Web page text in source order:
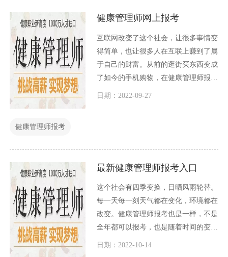
健康管理师网上报考
互联网改变了这个社会，让很多事情变
得简单，也让很多人在互联上赚到了属
于自己的财富。从前的逛街买东西变成
了如今的手机购物，在健康管理师报名
方面也是与时俱进，从前只能线下报
管理师网上报考这个问题，给大家详细
介绍一下。
日期：2022-09-27
健康管理师报考
最新健康管理师报考入口
这个社会有四季变换，日晒风雨轮替。
每一天每一刻天气都在变化，环境都在
改变。健康管理师报考也是一样，不是
全年都可以报考，也是随着时间的变化
健康管理师报考也在变化，政策也在改
日期：2022-10-14